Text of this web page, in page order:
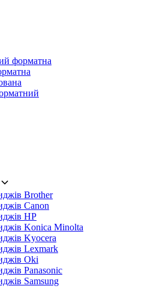
форматна
Brother
Canon
HP
Konica Minolta
Kyocera
Lexmark
Oki
Panasonic
Samsung